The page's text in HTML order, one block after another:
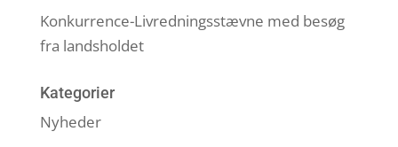
Konkurrence-Livredningsstævne med besøg
fra landsholdet
Kategorier
Nyheder